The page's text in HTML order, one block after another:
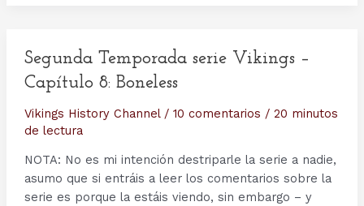
Choice.
Segunda Temporada serie Vikings –
Capítulo 8: Boneless
Vikings History Channel/ 10 comentarios / 20 minutos
de lectura
NOTA: No es mi intención destriparle la serie a nadie,
asumo que si entráis a leer los comentarios sobre la
serie es porque la estáis viendo, sin embargo – y